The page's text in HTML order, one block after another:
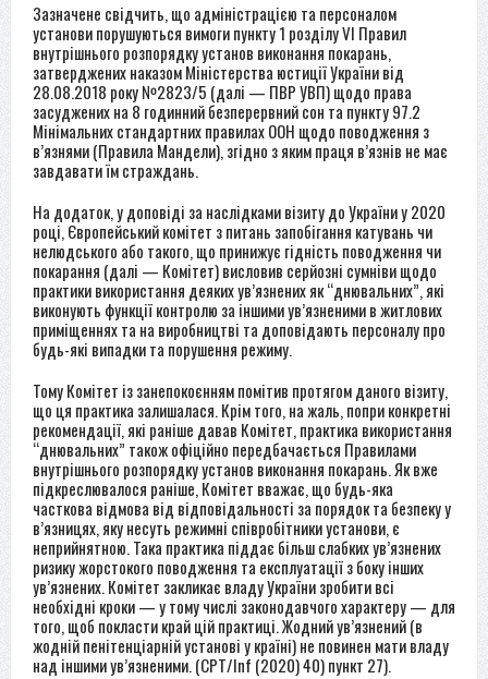
Зазначене свідчить, що адміністрацією та персоналом
установи порушуються вимоги пункту 1 розділу VI Правил
внутрішнього розпорядку установ виконання покарань,
затверджених наказом Міністерства юстиції України від
28.08.2018 року №2823/5 (далі — ПВР УВП) щодо права
засуджених на 8 годинний безперервний сон та пункту 97.2
Мінімальних стандартних правилах ООН щодо поводження з
в’язнями (Правила Мандели), згідно з яким праця в’язнів не має
завдавати їм страждань.
На додаток, у доповіді за наслідками візиту до України у 2020
році, Європейський комітет з питань запобігання катувань чи
нелюдського або такого, що принижує гідність поводження чи
покарання (далі — Комітет) висловив серйозні сумніви щодо
практики використання деяких ув’язнених як “днювальних”, які
виконують функції контролю за іншими ув’язненими в житлових
приміщеннях та на виробництві та доповідають персоналу про
будь-які випадки та порушення режиму.
Тому Комітет із занепокоєнням помітив протягом даного візиту,
що ця практика залишалася. Крім того, на жаль, попри конкретні
рекомендації, які раніше давав Комітет, практика використання
“днювальних” також офіційно передбачається Правилами
внутрішнього розпорядку установ виконання покарань. Як вже
підкреслювалося раніше, Комітет вважає, що будь-яка
часткова відмова від відповідальності за порядок та безпеку у
в’язницях, яку несуть режимні співробітники установи, є
неприйнятною. Така практика піддає більш слабких ув’язнених
ризику жорстокого поводження та експлуатації з боку інших
ув’язнених. Комітет закликає владу України зробити всі
необхідні кроки — у тому числі законодавчого характеру — для
того, щоб покласти край цій практиці. Жодний ув’язнений (в
жодній пенітенціарній установі у країні) не повинен мати владу
над іншими ув’язненими. (CPT/Inf (2020) 40) пункт 27).